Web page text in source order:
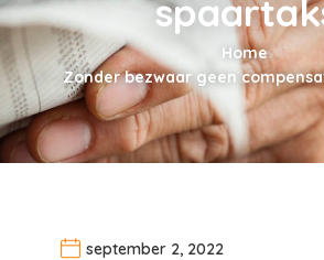
Home
Zonder bezwaar geen
september 2, 2022